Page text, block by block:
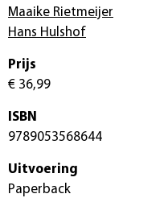
Maaike Rietmeijer
Hans Hulshof
Prijs
€ 36,99
ISBN
9789053568644
Uitvoering
Paperback